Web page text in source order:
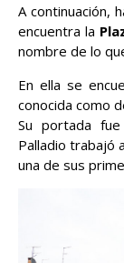
A continuación,
encuentra la
nombre de lo
En ella se
conocida como
Su portada
Palladio trabajó
una de sus